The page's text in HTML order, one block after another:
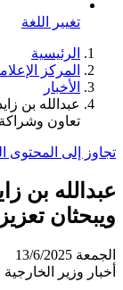
تغيير اللغة
الرئيسية
المركز
الأخبار
عبدالله بن
تعاون وشراكة
تجاوز إلى المحتوى
عبدالله بن
ويبحثان
الجمعة 13/6/2025
أخبار وزير الخارجية